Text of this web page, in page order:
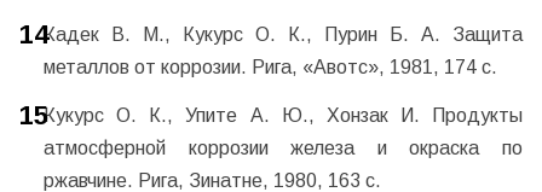
Кадек В. М., Кукурс О. К., Пурин Б. А. Защита
металлов от коррозии. Рига, «Авотс», 1981, 174 с.
Кукурс О. К., Упите А. Ю., Хонзак И. Продукты
атмосферной коррозии железа и окраска по
ржавчине. Рига, Зинатне, 1980, 163 с.